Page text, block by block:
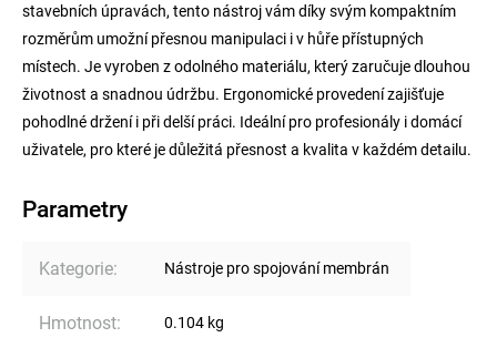
stavebních úpravách, tento nástroj vám díky svým kompaktním
rozměrům umožní přesnou manipulaci i v hůře přístupných
místech. Je vyroben z odolného materiálu, který zaručuje dlouhou
životnost a snadnou údržbu. Ergonomické provedení zajišťuje
pohodlné držení i při delší práci. Ideální pro profesionály i domácí
uživatele, pro které je důležitá přesnost a kvalita v každém detailu.
Parametry
Kategorie: Nástroje pro spojování membrán
Hmotnost: 0.104 kg